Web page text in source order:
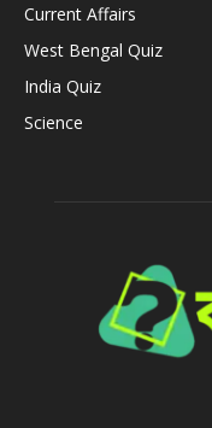
Current Affairs
West Bengal Quiz
India Quiz
Science